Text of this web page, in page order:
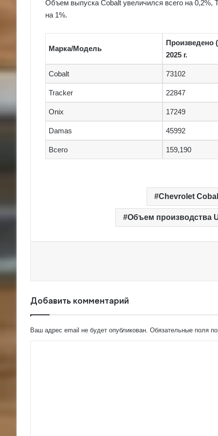
Объем выпуска Cobalt увеличился всего на 0,2%,
на 1%.
Марка/Модель
Произведено
2025 г.
Cobalt 73102
Tracker 22847
Onix 17249
Damas 45992
Всего 159,190
Chevrolet
Объем производства
Добавить комментарий
Ваш адрес email не будет опубликован. Обязательные поля